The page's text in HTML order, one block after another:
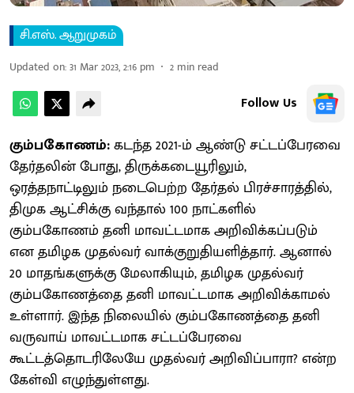
சி.எஸ். ஆறுமுகம்
Updated on:31 Mar 2023, 2:16 pm 2 min read
Follow Us
கும்பகோணம்:கடந்த 2021-ம் ஆண்டு சட்டப்பேரவை
தேர்தலின் போது, திருக்கடையூரிலும்,
ஒரத்தநாட்டிலும் நடைபெற்ற தேர்தல் பிரச்சாரத்தில்,
திமுக ஆட்சிக்கு வந்தால் 100 நாட்களில்
கும்பகோணம் தனி மாவட்டமாக அறிவிக்கப்படும்
என தமிழக முதல்வர் வாக்குறுதியளித்தார். ஆனால்
20 மாதங்களுக்கு மேலாகியும், தமிழக முதல்வர்
கும்பகோணத்தை தனி மாவட்டமாக அறிவிக்காமல்
உள்ளார். இந்த நிலையில் கும்பகோணத்தை தனி
வருவாய் மாவட்டமாக சட்டப்பேரவை
கூட்டத்தொடரிலேயே முதல்வர் அறிவிப்பாரா? என்ற
கேள்வி எழுந்துள்ளது.